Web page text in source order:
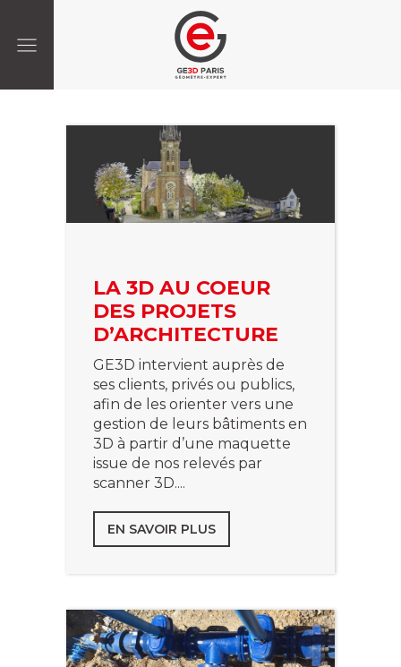
LA 3D AU COEUR
DES PROJETS
D’ARCHITECTURE
GE3D intervient auprès de
ses clients, privés ou publics,
afin de les orienter vers une
gestion de leurs bâtiments en
3D à partir d’une maquette
issue de nos relevés par
scanner 3D....
EN SAVOIR PLUS